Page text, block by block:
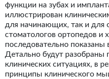
функции на зубах и
иллюстрирован
для начинающих, так и для
стоматологов ортопедов и
последовательно показаны
Детально будут разобраны
клинических ситуациях, в
принципы клинического